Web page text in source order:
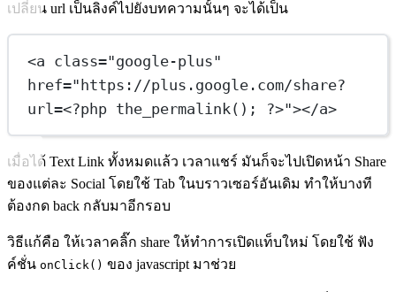
เปลี่ยน url เป็นลิงค์ไปยังบทความนั้นๆ จะได้เป็น
<a class="google-plus"
href="https://plus.google.com/share?
url=<?php the_permalink(); ?>"></a>
เมื่อได้ Text Link ทั้งหมดแล้ว เวลาแชร์ มันก็จะไปเปิดหน้า Share
ของแต่ละ Social โดยใช้ Tab ในบราวเซอร์อันเดิม ทำให้บางที
ต้องกด back กลับมาอีกรอบ
วิธีแก้คือ ให้เวลาคลิ๊ก share ให้ทำการเปิดแท็บใหม่ โดยใช้ ฟัง
ค์ชั่น onClick() ของ javascript มาช่วย